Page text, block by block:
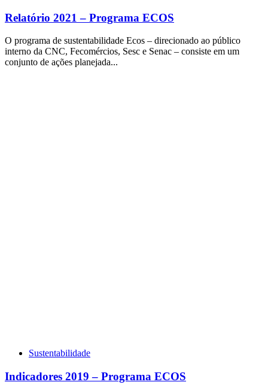
Relatório 2021 – Programa ECOS
O programa de sustentabilidade Ecos – direcionado ao público
interno da CNC, Fecomércios, Sesc e Senac – consiste em um
conjunto de ações planejada...
Sustentabilidade
Indicadores 2019 – Programa ECOS